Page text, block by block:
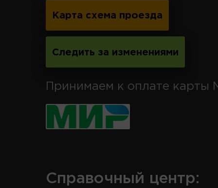
Карта схема проезда
Следить за изменениями
Принимаем к оплате карты
Справочный центр: